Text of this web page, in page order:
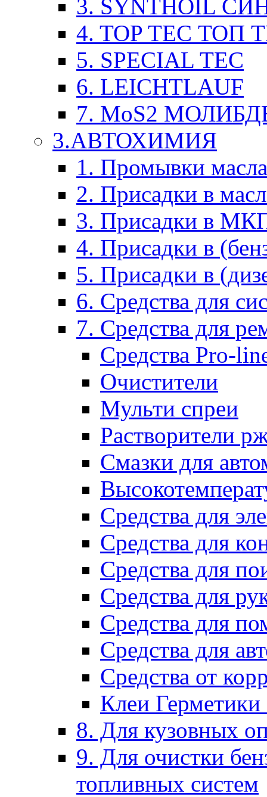
3. SYNTHOIL
4. TOP TEC ТОП
5. SPECIAL TEC
6. LEICHTLAUF
7. MoS2
3.АВТОХИМИЯ
1. Промывки масла
2. Присадки в
3. Присадки в
4. Присадки в
5. Присадки в
6. Средства для
7. Средства для
Средства Pro-
Очистители
Мульти спреи
Растворители
Смазки для
Средства для
Средства для
Средства для
Средства для
Средства для
Средства для
Средства от
Клеи
8. Для кузовных
9. Для очистки
топливных систем